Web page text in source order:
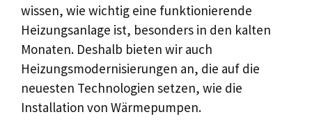
wissen, wie wichtig eine funktionierende
Heizungsanlage ist, besonders in den kalten
Monaten. Deshalb bieten wir auch
Heizungsmodernisierungen an, die auf die
neuesten Technologien setzen, wie die
Installation von Wärmepumpen.